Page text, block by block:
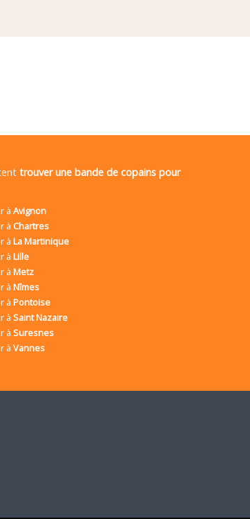
trouver une bande de copains pour
à Avignon
à Chartres
à La Martinique
à Lille
à Metz
à Nîmes
à Pontoise
à Saint Nazaire
à Suresnes
à Vannes